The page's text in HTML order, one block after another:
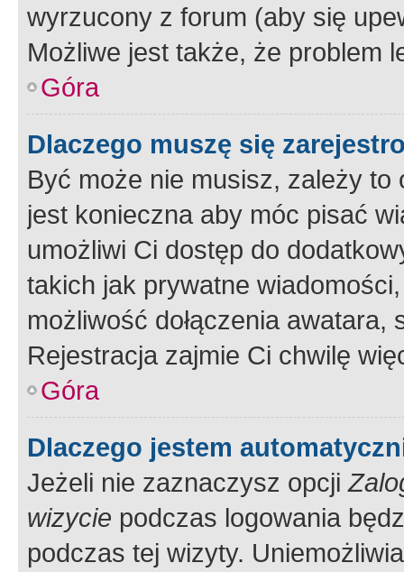
wyrzucony z forum (aby się
Możliwe jest także, że problem
Góra
Dlaczego muszę się
Być może nie musisz, zależy
jest konieczna aby móc pisać
umożliwi Ci dostęp do
takich jak prywatne
możliwość dołączenia
Rejestracja zajmie Ci chwilę
Góra
Dlaczego jestem
Jeżeli nie zaznaczysz opcji
wizycie podczas logowania
podczas tej wizyty.